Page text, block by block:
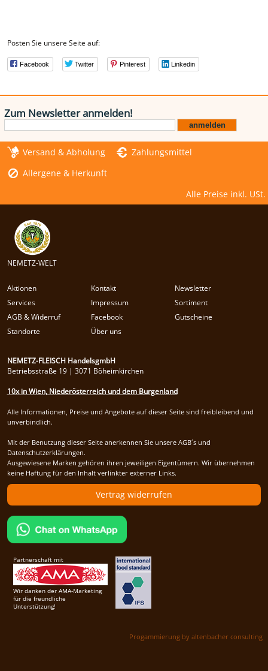
Posten Sie unsere Seite auf:
Facebook Twitter Pinterest Linkedin
Zum Newsletter anmelden!
Versand & Abholung
Zahlungsmittel
Allergene & Herkunft
Alle Preise inkl. USt.
NEMETZ-WELT
Aktionen Kontakt
Newsletter
Services
Impressum
Sortiment
AGB & Widerruf
Facebook
Gutscheine
Standorte
Über uns
NEMETZ-FLEISCH HandelsgmbH
Betriebsstraße 19 | 3071 Böheimkirchen
10x in Wien, Niederösterreich und dem Burgenland
Alle Informationen, Preise und Angebote auf dieser Seite sind freibleibend und
unverbindlich.
Mit der Benutzung dieser Seite anerkennen Sie unsere AGB´s und
Datenschutzerklärungen.
Ausgewiesene Marken gehören ihren jeweiligen Eigentümern. Wir übernehmen
keine Haftung für den Inhalt verlinkter externer Links.
Vertrag widerrufen
Partnerschaft mit
Wir danken der AMA-Marketing
für die freundliche
Unterstützung!
Progammierung by altenbacher consulting